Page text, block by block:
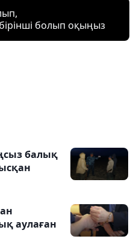
болып оқыңыз
балық
аулаған